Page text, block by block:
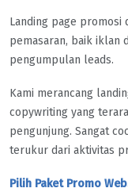
Landing page
pemasaran, baik iklan
pengumpulan leads.
Kami merancang
copywriting yang
pengunjung. Sangat
terukur dari aktivitas
Pilih Paket Promo